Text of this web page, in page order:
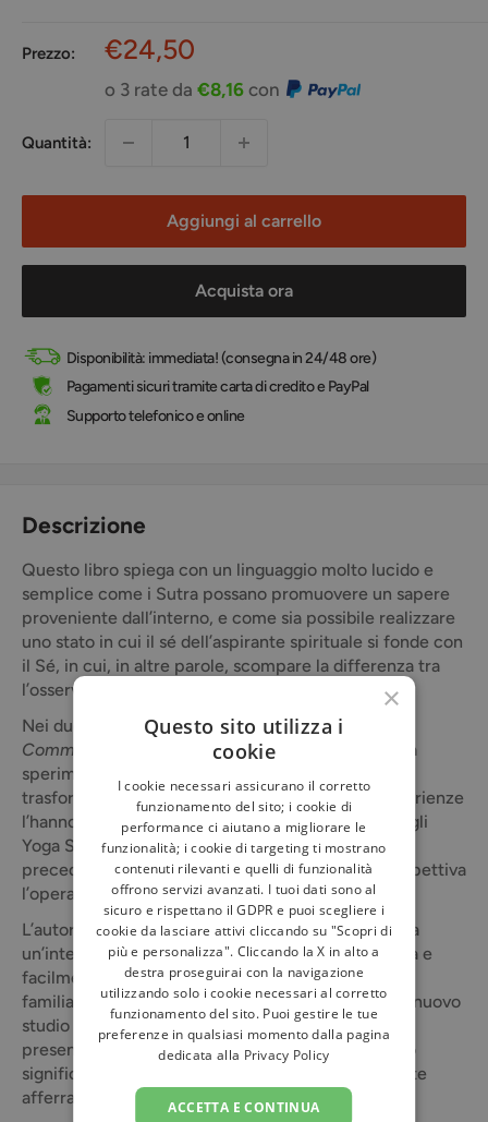
Prezzo:
Prezzo
scontato
€24,50
o 3 rate da €8,16 con
Quantità:
Aggiungi al carrello
Acquista ora
Disponibilità: immediata! (consegna in 24/48 ore)
Pagamenti sicuri tramite carta di credito e PayPal
Supporto telefonico e online
Descrizione
Questo libro spiega con un linguaggio molto lucido e
semplice come i Sutra possano promuovere un sapere
proveniente dall’interno, e come sia possibile realizzare
uno stato in cui il sé dell’aspirante spirituale si fonde con
il Sé, in cui, in altre parole, scompare la differenza tra
l’osservatore e l’osservato.
Nei due decenni successivi alla pubblicazione del
Commento agli Yoga Sutra di Patanjali
, Iyengar ha
sperimentato nella sua pratica spirituale una
trasformazione totale del suo essere. Queste esperienze
l’hanno condotto a una migliore comprensione degli
Yoga Sutra e l’hanno spinto a riconsiderare i suoi
precedenti studi e a presentare in una nuova prospettiva
l’opera di Patanjali.
L’autore, che ha già fornito nella precedente opera
un’interpretazione logica degli Yoga Sutra, concisa e
facilmente comprensibile anche da chi non abbia
familiarità con i testi classici dello yoga, in questo nuovo
studio rivela le interconnessioni e i collegamenti
presenti negli Yoga Sutra in maniera tale che i loro
significati nascosti possano essere più agevolmente
afferrati.
×
Questo sito utilizza i
cookie
I cookie necessari assicurano il corretto
funzionamento del sito; i cookie di
performance ci aiutano a migliorare le
funzionalità; i cookie di targeting ti mostrano
contenuti rilevanti e quelli di funzionalità
offrono servizi avanzati. I tuoi dati sono al
sicuro e rispettano il GDPR e puoi scegliere i
cookie da lasciare attivi cliccando su "Scopri di
più e personalizza". Cliccando la X in alto a
destra proseguirai con la navigazione
utilizzando solo i cookie necessari al corretto
funzionamento del sito. Puoi gestire le tue
preferenze in qualsiasi momento dalla pagina
dedicata alla Privacy Policy
ACCETTA E CONTINUA